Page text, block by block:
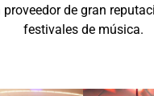
proveedor de gran
festivales de música.